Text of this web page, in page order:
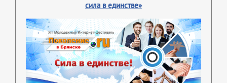
сила в единстве»